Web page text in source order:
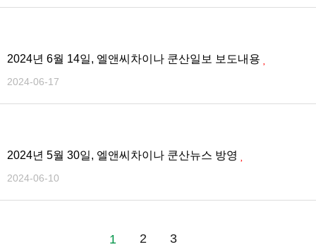
2024년 6월 14일, 엘앤씨차이나 쿤산일보 보도내용
2024-06-17
2024년 5월 30일, 엘앤씨차이나 쿤산뉴스 방영
2024-06-10
1 2 3